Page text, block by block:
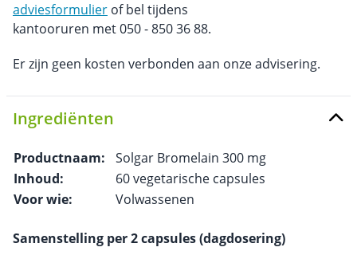
adviesformulier of bel tijdens
kantooruren met 050 - 850 36 88.
Er zijn geen kosten verbonden aan onze advisering.
Ingrediënten
Productnaam:
Solgar Bromelain 300 mg
Inhoud:
60 vegetarische capsules
Voor wie:
Volwassenen
Samenstelling per 2 capsules (dagdosering)